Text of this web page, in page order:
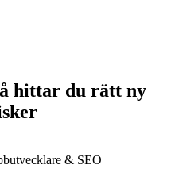
hittar du rätt ny
& SEO